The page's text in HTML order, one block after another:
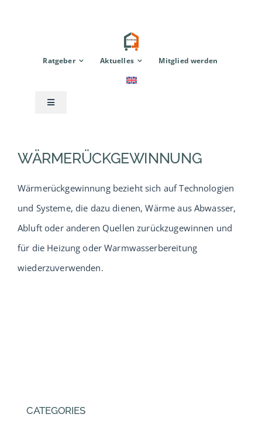
Ratgeber Aktuelles Mitglied werden
Toggle
TinyHouse
Zubehör
WÄRMERÜCKGEWINNUNG
Wärmerückgewinnung bezieht sich auf Technologien
und Systeme, die dazu dienen, Wärme aus Abwasser,
Abluft oder anderen Quellen zurückzugewinnen und
für die Heizung oder Warmwasserbereitung
wiederzuverwenden.
CATEGORIES